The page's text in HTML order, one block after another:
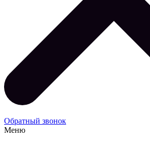
Обратный звонок
Меню